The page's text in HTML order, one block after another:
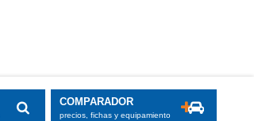
COMPARADOR
precios, fichas y equipamiento